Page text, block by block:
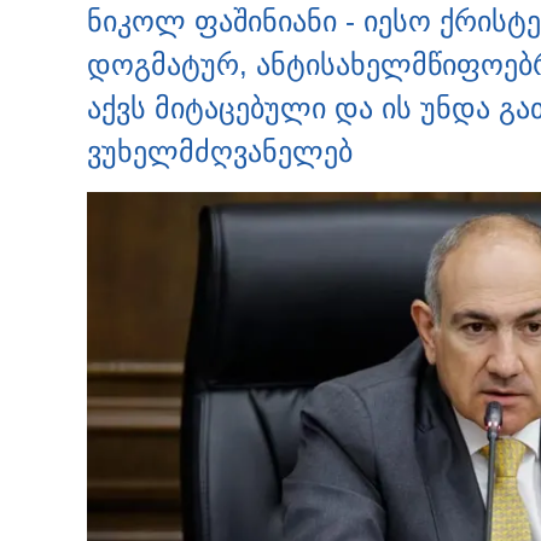
ნიკოლ ფაშინიანი - იესო
დოგმატურ,
აქვს მიტაცებული და ის უნდა
ვუხელმძღვანელებ